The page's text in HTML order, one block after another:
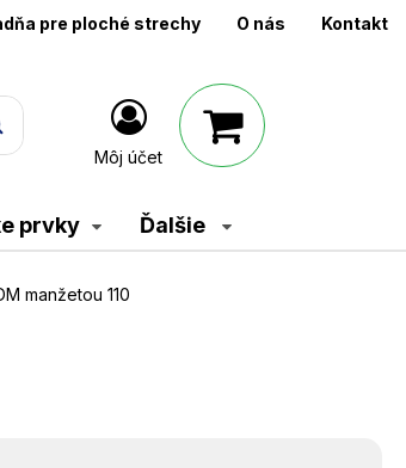
pre ploché strechy O nás Kontakt
Môj účet
prvky Ďalšie
manžetou 110